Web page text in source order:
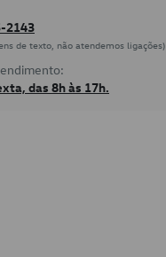
2143
de texto, não atendemos ligações)
das 8h às 17h.